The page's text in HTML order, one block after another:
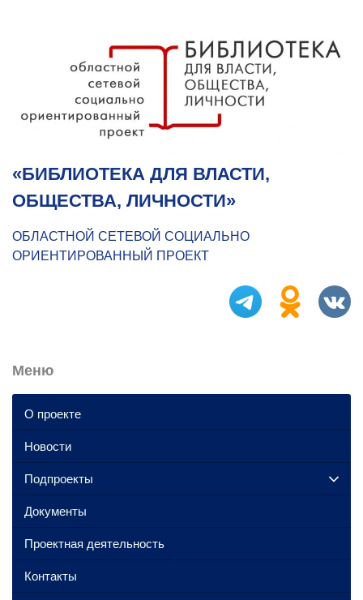
«БИБЛИОТЕКА ДЛЯ ВЛАСТИ,
ОБЩЕСТВА, ЛИЧНОСТИ»
ОБЛАСТНОЙ СЕТЕВОЙ СОЦИАЛЬНО
ОРИЕНТИРОВАННЫЙ ПРОЕКТ
Меню
О проекте
Новости
Подпроекты
Документы
Проектная деятельность
Контакты